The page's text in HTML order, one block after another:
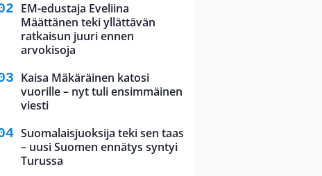
EM-edustaja Eveliina
Määttänen teki yllättävän
ratkaisun juuri ennen
arvokisoja
Kaisa Mäkäräinen katosi
vuorille – nyt tuli ensimmäinen
viesti
Suomalaisjuoksija teki sen taas
– uusi Suomen ennätys syntyi
Turussa